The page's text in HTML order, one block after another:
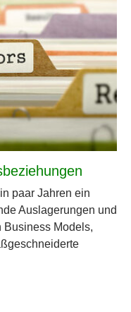
paar Jahren ein
Auslagerungen und
Business Models,